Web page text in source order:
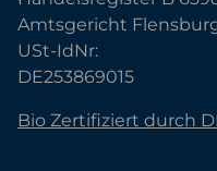
Amtsgericht
USt-IdNr:
DE253869015
Bio Zertifiziert durch